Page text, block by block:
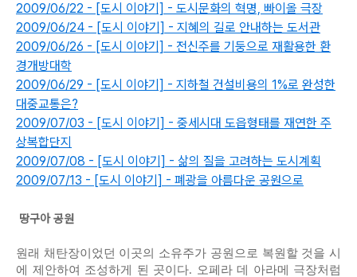
2009/06/22 - [도시 이야기] - 도시문화의 혁명, 빠이올 극장
2009/06/24 - [도시 이야기] - 지혜의 길로 안내하는 도서관
2009/06/26 - [도시 이야기] - 전신주를 기둥으로 재활용한 환
경개방대학
2009/06/29 - [도시 이야기] - 지하철 건설비용의 1%로 완성한
대중교통은?
2009/07/03 - [도시 이야기] - 중세시대 도읍형태를 재연한 주
상복합단지
2009/07/08 - [도시 이야기] - 삶의 질을 고려하는 도시계획
2009/07/13 - [도시 이야기] - 폐광을 아름다운 공원으로
땅구아 공원
원래 채탄장이었던 이곳의 소유주가 공원으로 복원할 것을 시
에 제안하여 조성하게 된 곳이다. 오페라 데 아라메 극장처럼